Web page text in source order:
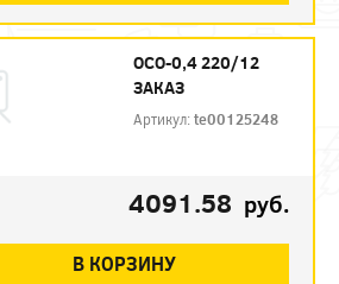
ОСО-0,4 220/12
ЗАКАЗ
Артикул:te00125248
4091.58 руб.
В КОРЗИНУ